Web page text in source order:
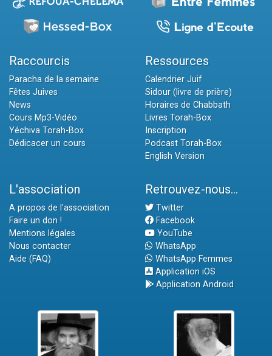
Raccourcis
Paracha de la semaine
Fêtes Juives
News
Cours Mp3-Vidéo
Yéchiva Torah-Box
Dédicacer un cours
Ressources
Calendrier Juif
Sidour (livre de prière)
Horaires de Chabbath
Livres Torah-Box
Inscription
Podcast Torah-Box
English Version
L'association
A propos de l'association
Faire un don !
Mentions légales
Nous contacter
Aide (FAQ)
Retrouvez-nous...
Twitter
Facebook
YouTube
WhatsApp
WhatsApp Femmes
Application iOS
Application Android